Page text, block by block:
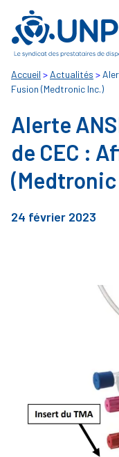
Accueil > Actualités >
Fusion (Medtronic Inc.)
Alerte
de CEC :
24 février 2023